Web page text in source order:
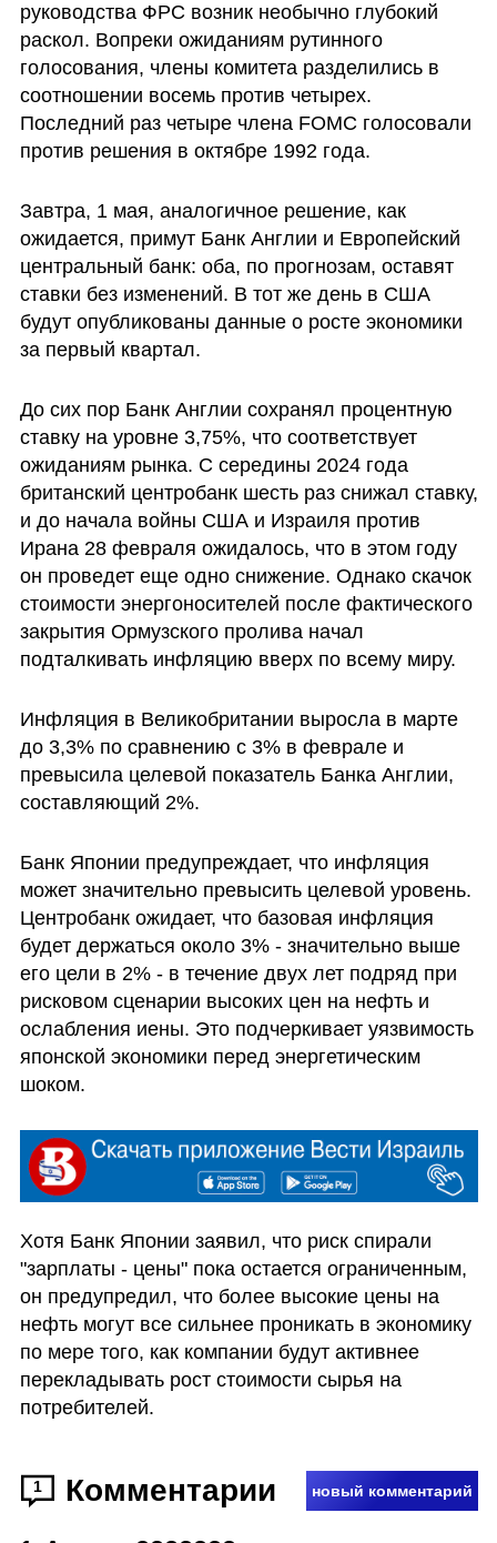
руководства ФРС возник необычно глубокий
раскол. Вопреки ожиданиям рутинного
голосования, члены комитета разделились в
соотношении восемь против четырех.
Последний раз четыре члена FOMC голосовали
против решения в октябре 1992 года.
Завтра, 1 мая, аналогичное решение, как
ожидается, примут Банк Англии и Европейский
центральный банк: оба, по прогнозам, оставят
ставки без изменений. В тот же день в США
будут опубликованы данные о росте экономики
за первый квартал.
До сих пор Банк Англии сохранял процентную
ставку на уровне 3,75%, что соответствует
ожиданиям рынка. С середины 2024 года
британский центробанк шесть раз снижал ставку,
и до начала войны США и Израиля против
Ирана 28 февраля ожидалось, что в этом году
он проведет еще одно снижение. Однако скачок
стоимости энергоносителей после фактического
закрытия Ормузского пролива начал
подталкивать инфляцию вверх по всему миру.
Инфляция в Великобритании выросла в марте
до 3,3% по сравнению с 3% в феврале и
превысила целевой показатель Банка Англии,
составляющий 2%.
Банк Японии предупреждает, что инфляция
может значительно превысить целевой уровень.
Центробанк ожидает, что базовая инфляция
будет держаться около 3% - значительно выше
его цели в 2% - в течение двух лет подряд при
рисковом сценарии высоких цен на нефть и
ослабления иены. Это подчеркивает уязвимость
японской экономики перед энергетическим
шоком.
Хотя Банк Японии заявил, что риск спирали
"зарплаты - цены" пока остается ограниченным,
он предупредил, что более высокие цены на
нефть могут все сильнее проникать в экономику
по мере того, как компании будут активнее
перекладывать рост стоимости сырья на
потребителей.
1 Комментарии новый комментарий